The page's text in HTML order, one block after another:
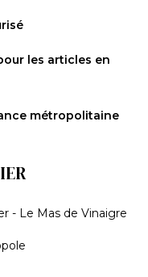
les articles en
métropolitaine
- Le Mas de Vinaigre